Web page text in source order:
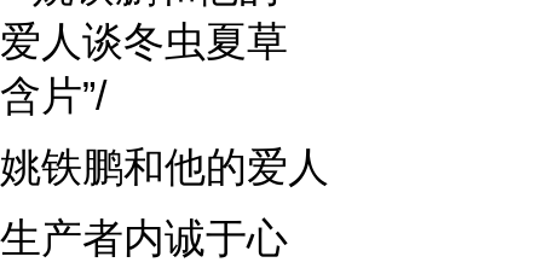
姚铁鹏和他的爱人
生产者内诚于心